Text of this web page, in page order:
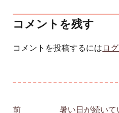
コメントを残す
コメントを投稿するには ロ
前
暑い日が続いて